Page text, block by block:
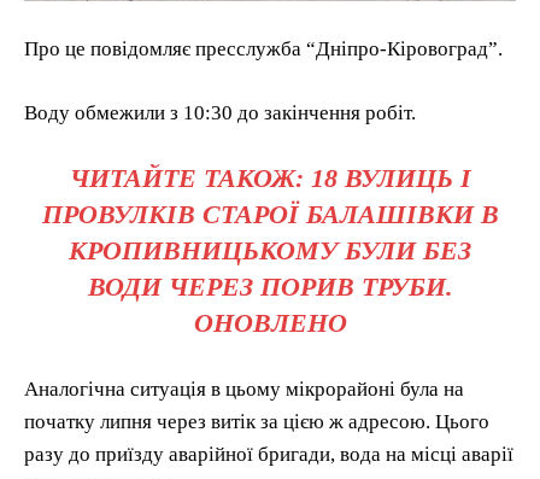
Про це повідомляє пресслужба “Дніпро-Кіровоград”.
Воду обмежили з 10:30 до закінчення робіт.
ЧИТАЙТЕ ТАКОЖ: 18 ВУЛИЦЬ І
ПРОВУЛКІВ СТАРОЇ БАЛАШІВКИ В
КРОПИВНИЦЬКОМУ БУЛИ БЕЗ
ВОДИ ЧЕРЕЗ ПОРИВ ТРУБИ.
ОНОВЛЕНО
Аналогічна ситуація в цьому мікрорайоні була на
початку липня через витік за цією ж адресою. Цього
разу до приїзду аварійної бригади, вода на місці аварії